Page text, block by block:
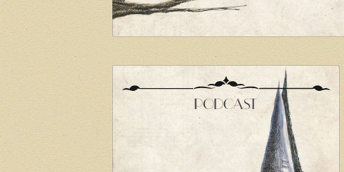
PODCAST